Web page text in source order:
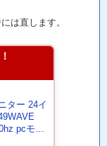
は直します。
ター 24イ
pcモニ
対応